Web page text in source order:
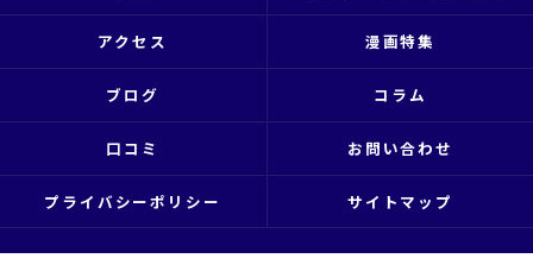
アクセス 漫画特集
ブログ コラム
口コミ お問い合わせ
プライバシーポリシー サイトマップ